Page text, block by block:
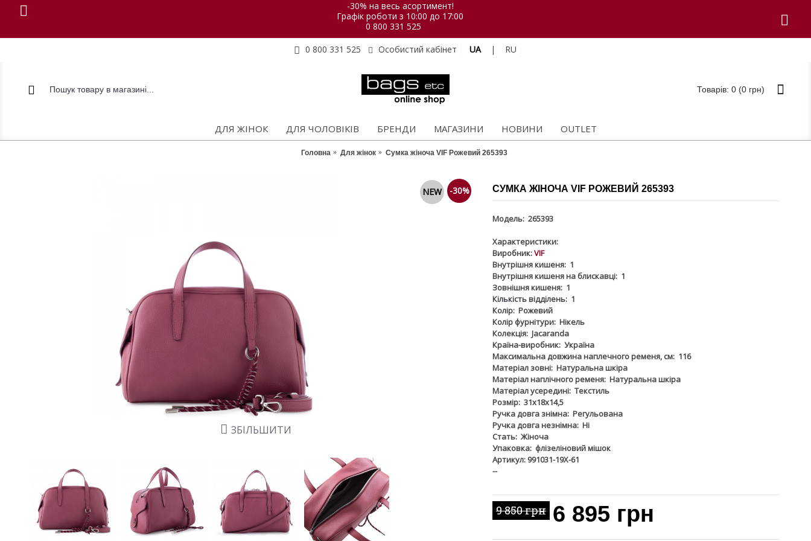
-30% на весь асортимент!
Графік роботи з 10:00 до 17:00
0 800 331 525
0 800 331 525
Особистий кабінет UA | RU
Товарів: 0 (0 грн)
ДЛЯ ЖІНОК ДЛЯ ЧОЛОВІКІВ БРЕНДИ МАГАЗИНИ НОВИНИ OUTLET
Головна Для жінок Сумка жіноча VIF Рожевий 265393
-30%
NEW
ЗБІЛЬШИТИ
СУМКА ЖІНОЧА VIF РОЖЕВИЙ 265393
Модель: 265393
Характеристики:
Виробник:VIF
Внутрішня кишеня: 1
Внутрішня кишеня на блискавці: 1
Зовнішня кишеня: 1
Кількість відділень: 1
Колір: Рожевий
Колір фурнітури: Нікель
Колекція: Jacaranda
Країна-виробник: Україна
Максимальна довжина наплечного ременя, см: 116
Матеріал зовні: Натуральна шкіра
Матеріал наплічного ременя: Натуральна шкіра
Матеріал усередині: Текстиль
Розмір: 31х18х14,5
Ручка довга знімна: Регульована
Ручка довга незнімна: Ні
Стать: Жіноча
Упаковка: флізеліновий мішок
Артикул: 991031-19Х-61
--
9 850 грн 6 895 грн